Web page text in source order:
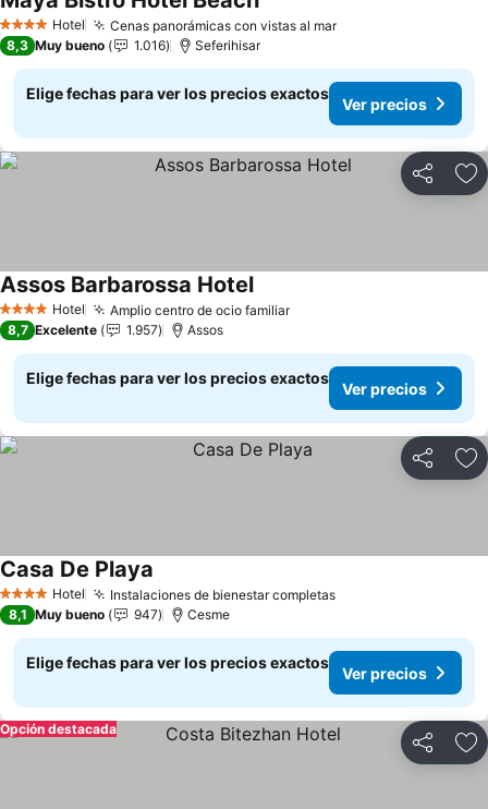
4 EstrellasHotel Cenas panorámicas con vistas al marVer precios
Ver precios
8,3 Muy bueno 1.016 Seferihisar
Elige fechas para ver los precios exactos
Ver precios
Compartir
4 EstrellasHotel Amplio centro de ocio familiarVer precios
Assos Barbarossa HotelVer precios
8,7 Excelente 1.957 Assos
Elige fechas para ver los precios exactos
Ver precios
Compartir
4 EstrellasHotel Instalaciones de bienestar completasVer precios
Casa De Playa
8,1 Muy bueno 947 Cesme
Elige fechas para ver los precios exactos
Ver precios
Compartir
Opción destacada